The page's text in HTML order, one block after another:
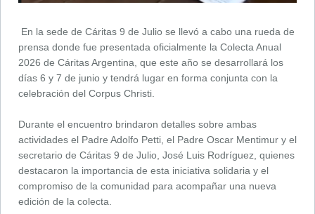
En la sede de Cáritas 9 de Julio se llevó a cabo una rueda de
prensa donde fue presentada oficialmente la Colecta Anual
2026 de Cáritas Argentina, que este año se desarrollará los
días 6 y 7 de junio y tendrá lugar en forma conjunta con la
celebración del Corpus Christi.
Durante el encuentro brindaron detalles sobre ambas
actividades el Padre Adolfo Petti, el Padre Oscar Mentimur y el
secretario de Cáritas 9 de Julio, José Luis Rodríguez, quienes
destacaron la importancia de esta iniciativa solidaria y el
compromiso de la comunidad para acompañar una nueva
edición de la colecta.